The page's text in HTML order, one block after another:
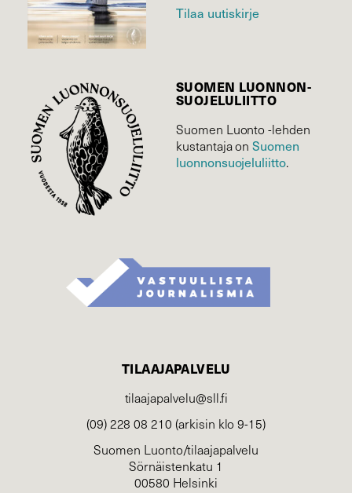
Tilaa uutiskirje
SUOMEN LUONNON­
SUOJELU­LIITTO
Suomen Luonto -lehden
kustantaja onSuomen
luonnonsuojelu­liitto.
TILAAJAPALVELU
tilaajapalvelu@sll.fi
(09) 228 08 210 (arkisin klo 9-15)
Suomen Luonto/tilaajapalvelu
Sörnäistenkatu 1
00580 Helsinki